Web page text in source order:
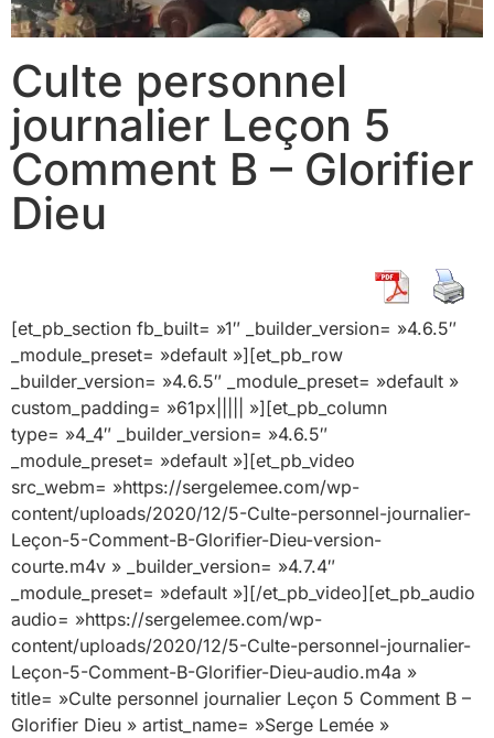
Culte personnel
journalier Leçon 5
Comment B – Glorifier
Dieu
[et_pb_section fb_built= »1″ _builder_version= »4.6.5″
_module_preset= »default »][et_pb_row
_builder_version= »4.6.5″ _module_preset= »default »
custom_padding= »61px||||| »][et_pb_column
type= »4_4″ _builder_version= »4.6.5″
_module_preset= »default »][et_pb_video
src_webm= »https://sergelemee.com/wp-
content/uploads/2020/12/5-Culte-personnel-journalier-
Leçon-5-Comment-B-Glorifier-Dieu-version-
courte.m4v » _builder_version= »4.7.4″
_module_preset= »default »][/et_pb_video][et_pb_audio
audio= »https://sergelemee.com/wp-
content/uploads/2020/12/5-Culte-personnel-journalier-
Leçon-5-Comment-B-Glorifier-Dieu-audio.m4a »
title= »Culte personnel journalier Leçon 5 Comment B –
Glorifier Dieu » artist_name= »Serge Lemée »